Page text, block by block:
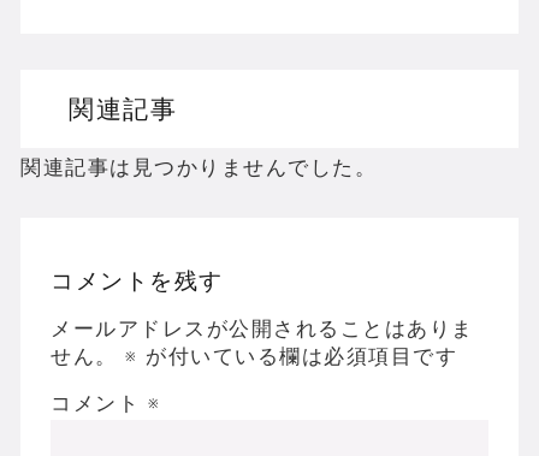
関連記事
関連記事は見つかりませんでした。
コメントを残す
メールアドレスが公開されることはありま
せん。
※ が付いている欄は必須項目です
コメント ※